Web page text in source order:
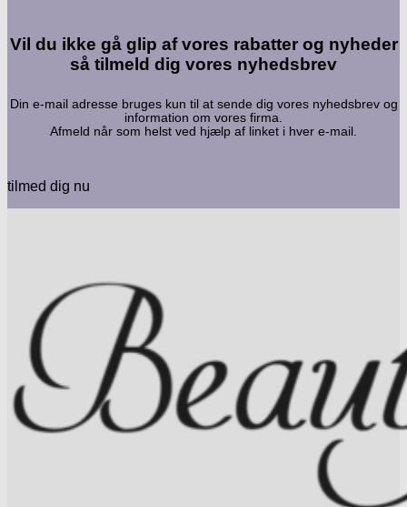
Vil du ikke gå glip af vores rabatter og nyheder
så tilmeld dig vores nyhedsbrev
Din e-mail adresse bruges kun til at sende dig vores nyhedsbrev og
information om vores firma.
Afmeld når som helst ved hjælp af linket i hver e-mail.
tilmed dig nu